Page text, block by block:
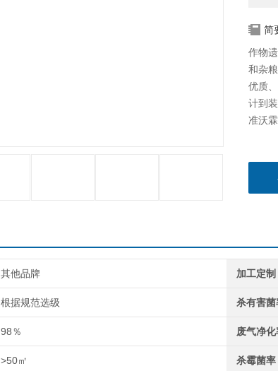
简
作物
和杂
优质
计到
准沃霖
其他品牌 加工定制
根据规范选级 杀有害菌
98％ 废气净化
>50㎡ 杀霉菌率